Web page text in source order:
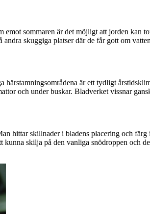
sommaren är det möjligt att jorden kan
skuggiga platser där de får gott om
är ett tydligt
och under buskar. Bladverket vissnar
hittar skillnader i bladens placering och
skilja på den vanliga snödroppen och